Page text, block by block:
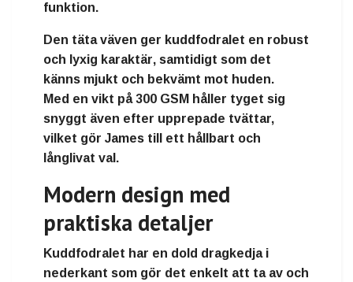
funktion.
Den täta väven ger kuddfodralet en robust
och lyxig karaktär, samtidigt som det
känns mjukt och bekvämt mot huden.
Med en vikt på300 GSM håller tyget sig
snyggt även efter upprepade tvättar,
vilket gör James till ett hållbart och
långlivat val .
Modern design med
praktiska detaljer
Kuddfodralet har en dold dragkedja i
nederkant som gör det enkelt att ta av och